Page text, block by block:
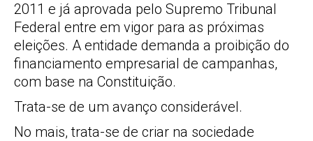
2011 e já aprovada pelo Supremo Tribunal
Federal entre em vigor para as próximas
eleições. A entidade demanda a proibição do
financiamento empresarial de campanhas,
com base na Constituição.
Trata-se de um avanço considerável.
No mais, trata-se de criar na sociedade